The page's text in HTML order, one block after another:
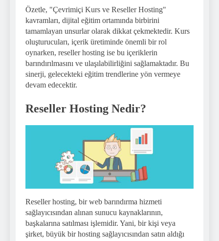
Özetle, "Çevrimiçi Kurs ve Reseller Hosting"
kavramları, dijital eğitim ortamında birbirini
tamamlayan unsurlar olarak dikkat çekmektedir. Kurs
oluşturucuları, içerik üretiminde önemli bir rol
oynarken, reseller hosting ise bu içeriklerin
barındırılmasını ve ulaşılabilirliğini sağlamaktadır. Bu
sinerji, gelecekteki eğitim trendlerine yön vermeye
devam edecektir.
Reseller Hosting Nedir?
Reseller hosting, bir web barındırma hizmeti
sağlayıcısından alınan sunucu kaynaklarının,
başkalarına satılması işlemidir. Yani, bir kişi veya
şirket, büyük bir hosting sağlayıcısından satın aldığı